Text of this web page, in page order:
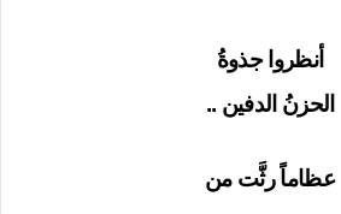
أنظروا جذوةُ
الحزنُ الدفين ..
عظاماً رثَّت من